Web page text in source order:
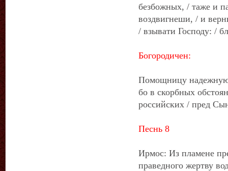
безбожных, / таже и
воздвигнеши, / и
/ взывати Господу: /
Богородичен:
Помощницу
бо в скорбных
российских / пред
Песнь 8
Ирмос: Из пламене
праведного жертву